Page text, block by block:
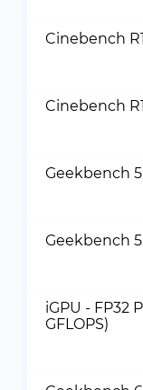
Cinebench
Cinebench
Geekbench
Geekbench
iGPU - FP32
GFLOPS)